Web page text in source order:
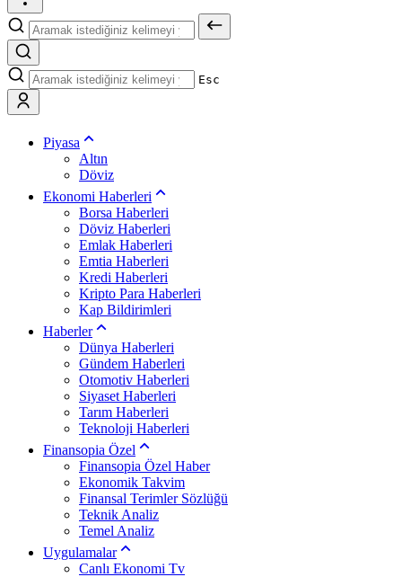
Esc
Piyasa
Altın
Döviz
Ekonomi Haberleri
Borsa Haberleri
Döviz Haberleri
Emlak Haberleri
Emtia Haberleri
Kredi Haberleri
Kripto Para Haberleri
Kap Bildirimleri
Haberler
Dünya Haberleri
Gündem Haberleri
Otomotiv Haberleri
Siyaset Haberleri
Tarım Haberleri
Teknoloji Haberleri
Finansopia Özel
Finansopia Özel Haber
Ekonomik Takvim
Finansal Terimler Sözlüğü
Teknik Analiz
Temel Analiz
Uygulamalar
Canlı Ekonomi Tv